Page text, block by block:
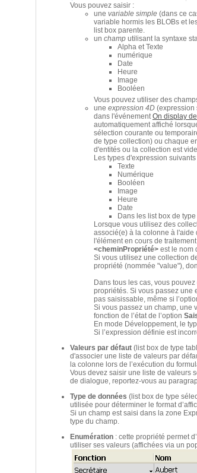
Vous pouvez saisir :
une variable simple (dans ce
variable hormis les BLOBs et
list box parente.
un champ utilisant la syntaxe
Alpha et Texte
numérique
Date
Heure
Image
Booléen
Vous pouvez utiliser des
une expression 4D (expression
dans l'événement On display
automatiquement affiché
sélection courante ou
de type collection) ou chaque
d'entités ou la collection est
Les types d'expression
Texte
Numérique
Booléen
Image
Heure
Date
Dans les list box de
Lorsque vous utilisez des
associé(e) à la colonne à
l'élément en cours de
<cheminPropriété> est le nom
Si vous utilisez une collection
propriété (nommée "value"),
Dans tous les cas, vous
propriétés. Si vous passez une
pas saisissable, même si
Si vous passez un champ, une
fonction de l’état de l’option
En mode Développement, le
Si l’expression définie est
Valeurs par défaut (list box de type
d'associer une liste de valeurs par
la colonne lors de l’exécution du
Vous devez saisir une liste de valeurs
de dialogue, reportez-vous au
Type de données (list box de type
utilisée pour déterminer le format
Si un champ est saisi dans la zone
type du champ.
Enumération : cette propriété permet
utiliser ses valeurs (affichées via un